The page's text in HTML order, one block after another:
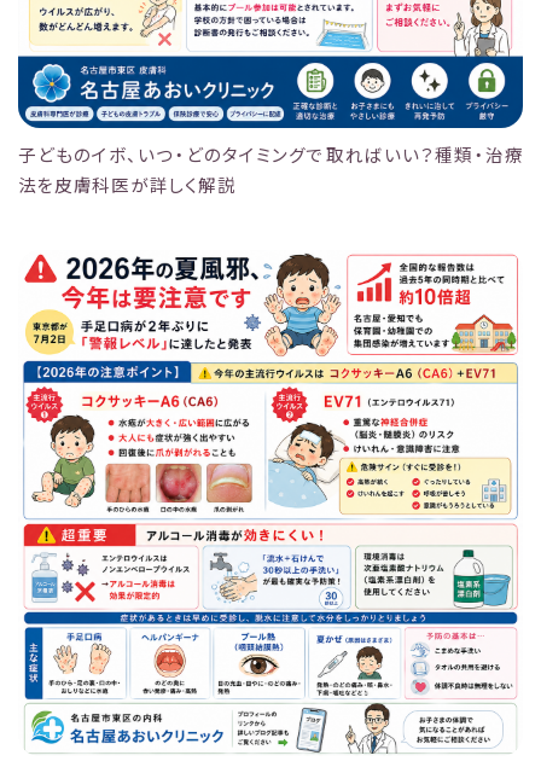
子どものイボ、いつ・どのタイミングで取ればいい？種類・治療
法を皮膚科医が詳しく解説